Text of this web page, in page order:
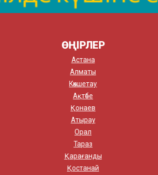
ӨҢІРЛЕР
Астана
Алматы
Көкшетау
Ақтөбе
Қонаев
Атырау
Орал
Тараз
Қарағанды
Қостанай